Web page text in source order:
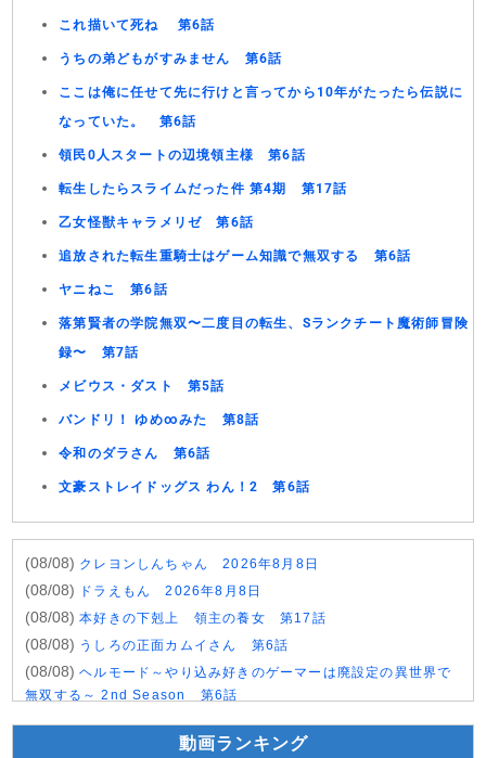
これ描いて死ね 第6話
うちの弟どもがすみません 第6話
ここは俺に任せて先に行けと言ってから10年がたったら伝説に
なっていた。 第6話
領民0人スタートの辺境領主様 第6話
転生したらスライムだった件 第4期 第17話
乙女怪獣キャラメリゼ 第6話
追放された転生重騎士はゲーム知識で無双する 第6話
ヤニねこ 第6話
落第賢者の学院無双〜二度目の転生、Sランクチート魔術師冒険
録〜 第7話
メビウス・ダスト 第5話
バンドリ！ ゆめ∞みた 第8話
令和のダラさん 第6話
文豪ストレイドッグス わん！2 第6話
(08/08) クレヨンしんちゃん 2026年8月8日
(08/08) ドラえもん 2026年8月8日
(08/08)本好きの下剋上 領主の養女 第17話
(08/08) うしろの正面カムイさん 第6話
(08/08)ヘルモード～やり込み好きのゲーマーは廃設定の異世界で
無双する～ 2nd Season 第6話
(08/08)晩酌の流儀５ 〜夏編〜 第6話
探偵のままでいて 第4話
動画ランキング